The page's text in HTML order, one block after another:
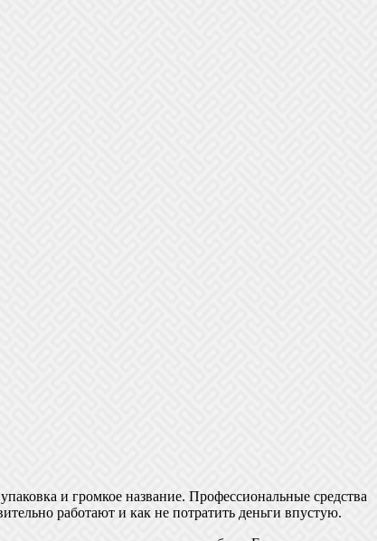
и громкое название. Профессиональные средства
работают и как не потратить деньги впустую.